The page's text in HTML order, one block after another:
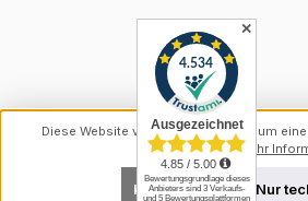
✕
Diese Website verwendet Cookies, um
können.Mehr
Nur
Konfigurieren